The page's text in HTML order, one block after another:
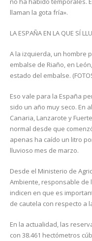
llaman la gota fría».
LA ESPAÑA EN LA QUE SÍ
A la izquierda, un hombre
embalse de Riaño, en
estado del embalse.
Eso vale para la España
sido un año muy seco. En
Canaria, Lanzarote y
normal desde que
apenas ha caído un litro
lluvioso mes de marzo.
Desde el Ministerio de
Ambiente, responsable de
indicen en que es
de cautela con respecto a
En la actualidad, las
con 38.461 hectómetros